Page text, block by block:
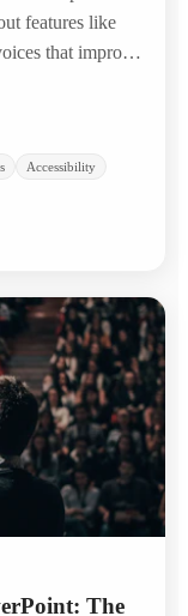
features like
that improve
Accessibility
The